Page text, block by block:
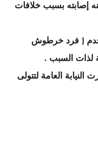
إصابته بسبب خلافات
[ فرد خرطوش
لذات السبب .
العامة لتتولى